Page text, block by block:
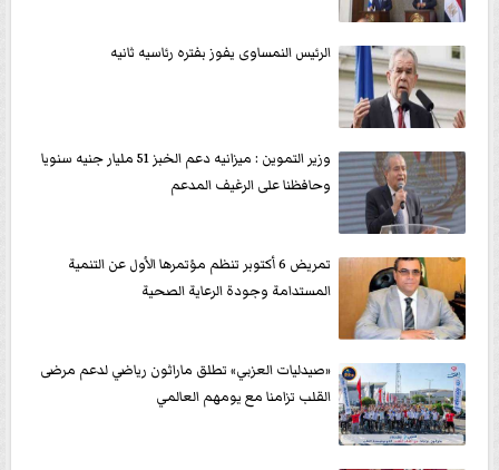
الرئيس النمساوى يفوز بفتره رئاسيه ثانيه
وزير التموين : ميزانيه دعم الخبز 51 مليار جنيه سنويا
وحافظنا على الرغيف المدعم
تمريض 6 أكتوبر تنظم مؤتمرها الأول عن التنمية
المستدامة وجودة الرعاية الصحية
«صيدليات العزبي» تطلق ماراثون رياضي لدعم مرضى
القلب تزامنا مع يومهم العالمي